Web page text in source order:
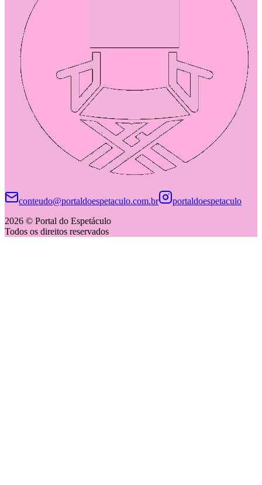
conteudo@portaldoespetaculo.com.br
portaldoespetaculo
2026 © Portal do Espetáculo
Todos os direitos reservados